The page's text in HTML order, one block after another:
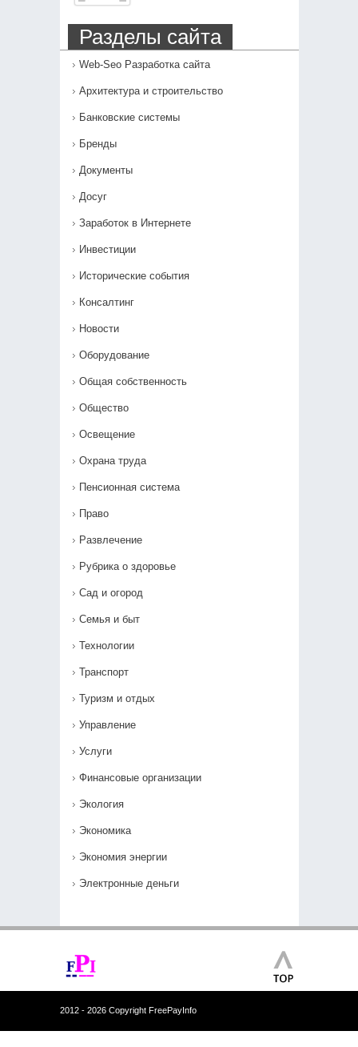
Разделы сайта
Web-Seo Разработка сайта
Архитектура и строительство
Банковские системы
Бренды
Документы
Досуг
Заработок в Интернете
Инвестиции
Исторические события
Консалтинг
Новости
Оборудование
Общая собственность
Общество
Освещение
Охрана труда
Пенсионная система
Право
Развлечение
Рубрика о здоровье
Сад и огород
Семья и быт
Технологии
Транспорт
Туризм и отдых
Управление
Услуги
Финансовые организации
Экология
Экономика
Экономия энергии
Электронные деньги
2012 - 2026 Copyright FreePayInfo